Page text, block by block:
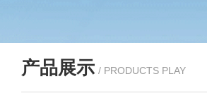
产品展示 / PRODUCTS PLAY